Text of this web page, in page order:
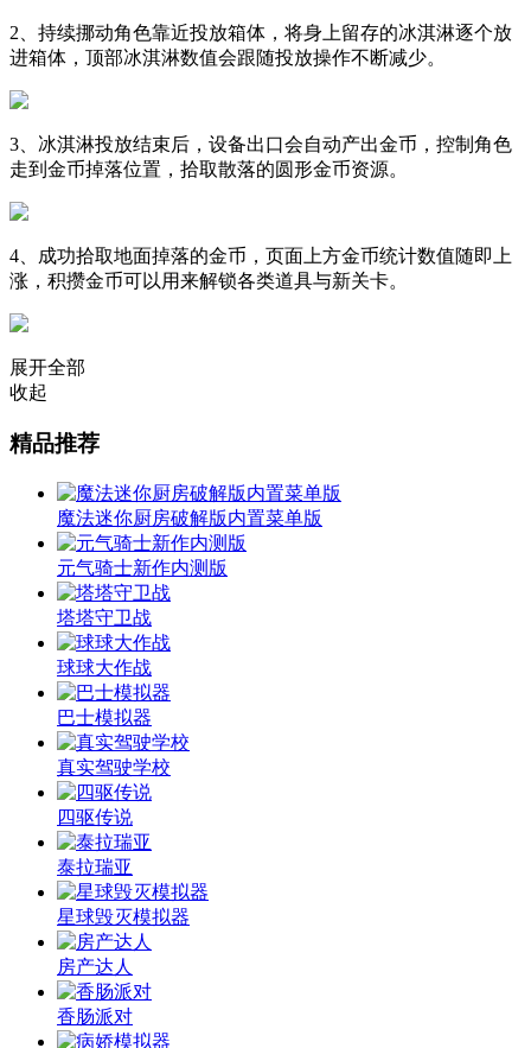
2、持续挪动角色靠近投放箱体，将身上留存的冰淇淋逐个放
进箱体，顶部冰淇淋数值会跟随投放操作不断减少。
3、冰淇淋投放结束后，设备出口会自动产出金币，控制角色
走到金币掉落位置，拾取散落的圆形金币资源。
4、成功拾取地面掉落的金币，页面上方金币统计数值随即上
涨，积攒金币可以用来解锁各类道具与新关卡。
展开全部
收起
精品推荐
魔法迷你厨房破解版内置菜单版
元气骑士新作内测版
塔塔守卫战
球球大作战
巴士模拟器
真实驾驶学校
四驱传说
泰拉瑞亚
星球毁灭模拟器
房产达人
香肠派对